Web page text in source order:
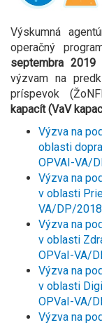
Výskumná
operačný
septembra 2019
výzvam na
príspevok
kapacít (VaV
Výzva na
oblasti
OPVAI-VA/
Výzva na
v oblasti
VA/DP/
Výzva na
v oblasti
OPVaI-VA/
Výzva na
v oblasti
OPVaI-VA/
Výzva na